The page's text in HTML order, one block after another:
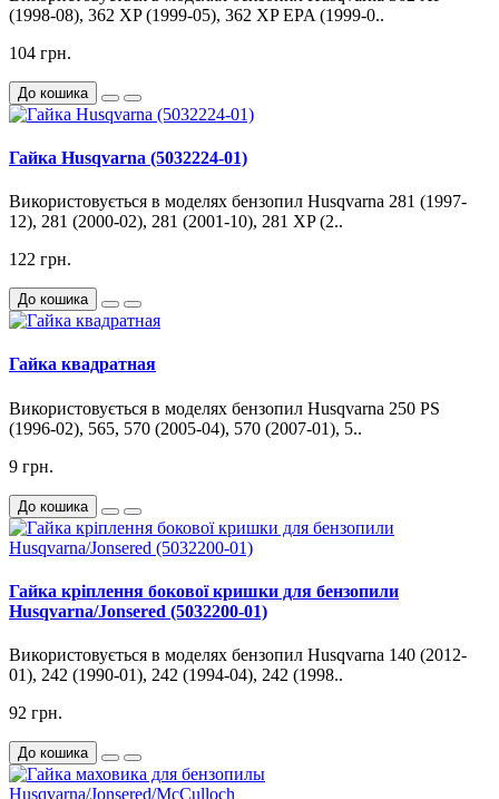
(1998-08), 362 XP (1999-05), 362 XP EPA (1999-0..
104 грн.
До кошика
Гайка Husqvarna (5032224-01)
Використовується в моделях бензопил Husqvarna 281 (1997-
12), 281 (2000-02), 281 (2001-10), 281 XP (2..
122 грн.
До кошика
Гайка квадратная
Використовується в моделях бензопил Husqvarna 250 PS
(1996-02), 565, 570 (2005-04), 570 (2007-01), 5..
9 грн.
До кошика
Гайка кріплення бокової кришки для бензопили
Husqvarna/Jonsered (5032200-01)
Використовується в моделях бензопил Husqvarna 140 (2012-
01), 242 (1990-01), 242 (1994-04), 242 (1998..
92 грн.
До кошика